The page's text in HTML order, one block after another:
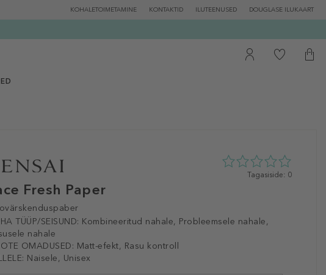
KOHALETOIMETAMINE KONTAKTID ILUTEENUSED DOUGLASE ILUKAART
Fresh Paper
TÜÜP/SEISUND: Kombineeritud nahale, Probleemsele nahale,
nahale
OMADUSED: Matt-efekt, Rasu kontroll
Naisele, Unisex
0
tagasisidest
Tagasiside: 0